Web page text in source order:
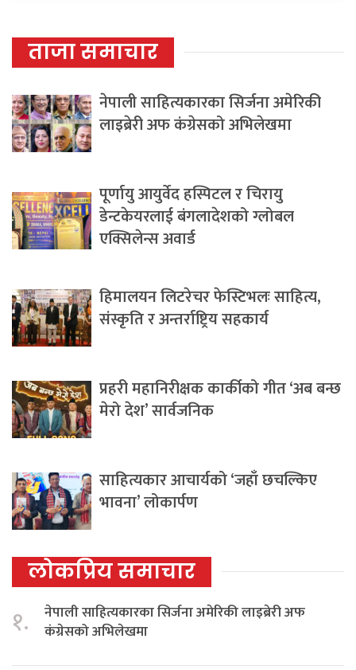
ताजा समाचार
नेपाली साहित्यकारका सिर्जना अमेरिकी
लाइब्रेरी अफ कंग्रेसको अभिलेखमा
पूर्णायु आयुर्वेद हस्पिटल र चिरायु
डेन्टकेयरलाई बंगलादेशको ग्लोबल
एक्सिलेन्स अवार्ड
हिमालयन लिटरेचर फेस्टिभलः साहित्य,
संस्कृति र अन्तर्राष्ट्रिय सहकार्य
प्रहरी महानिरीक्षक कार्कीको गीत ‘अब बन्छ
मेरो देश’ सार्वजनिक
साहित्यकार आचार्यको ‘जहाँ छचल्किए
भावना’ लोकार्पण
लोकप्रिय समाचार
१.
नेपाली साहित्यकारका सिर्जना अमेरिकी लाइब्रेरी अफ
कंग्रेसको अभिलेखमा